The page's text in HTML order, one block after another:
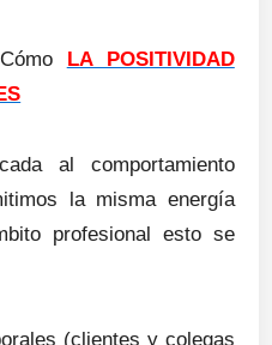
LA POSITIVIDAD
al comportamiento
la misma energía
profesional esto se
(clientes y colegas